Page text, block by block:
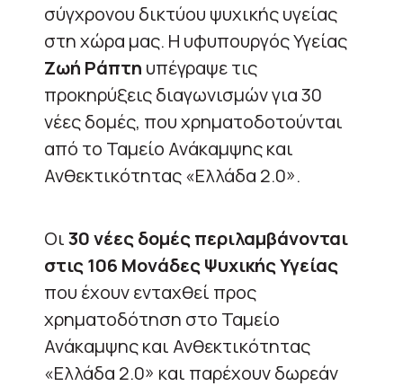
σύγχρονου δικτύου ψυχικής υγείας
στη χώρα μας. Η υφυπουργός Υγείας
Ζωή Ράπτη υπέγραψε τις
προκηρύξεις διαγωνισμών για 30
νέες δομές, που χρηματοδοτούνται
από το Ταμείο Ανάκαμψης και
Ανθεκτικότητας «Ελλάδα 2.0».
Οι30 νέες δομές περιλαμβάνονται
στις 106 Μονάδες Ψυχικής Υγείας
που έχουν ενταχθεί προς
χρηματοδότηση στο Ταμείο
Ανάκαμψης και Ανθεκτικότητας
«Ελλάδα 2.0» και παρέχουν δωρεάν